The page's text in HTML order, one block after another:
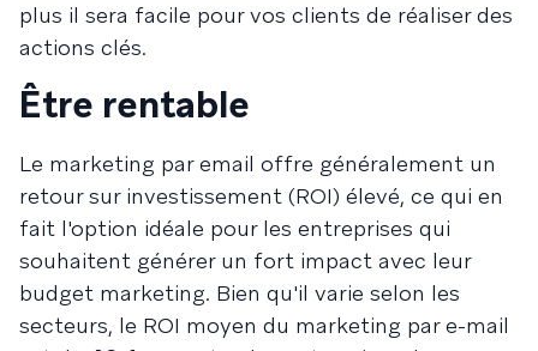
plus il sera facile pour vos clients de réaliser des
actions clés.
Être rentable
Le marketing par email offre généralement un
retour sur investissement (ROI) élevé, ce qui en
fait l'option idéale pour les entreprises qui
souhaitent générer un fort impact avec leur
budget marketing. Bien qu'il varie selon les
secteurs, le ROI moyen du marketing par e-mail